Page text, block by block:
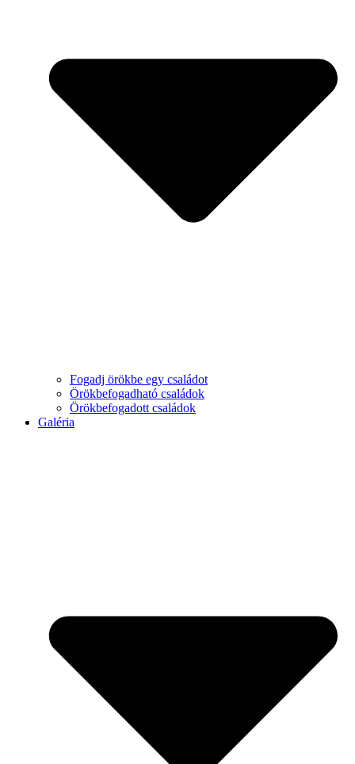
Fogadj örökbe egy családot
Örökbefogadható családok
Örökbefogadott családok
Galéria